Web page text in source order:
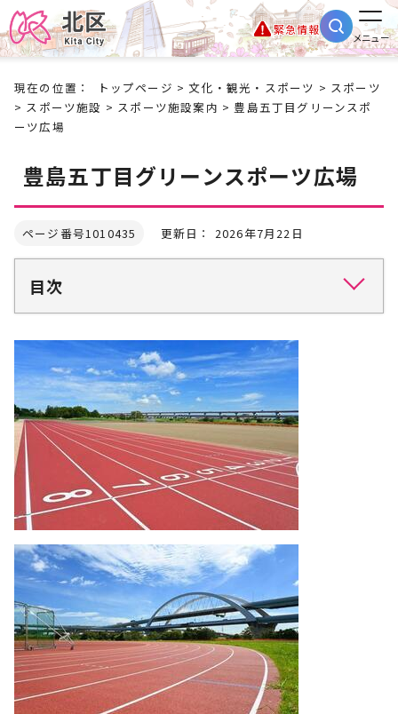
緊急情報
メニュー
現在の位置： トップページ >文化・観光・スポーツ > スポーツ
> スポーツ施設 > スポーツ施設案内 > 豊島五丁目グリーンスポ
ーツ広場
豊島五丁目グリーンスポーツ広場
ページ番号1010435 更新日： 2026年7月22日
目次